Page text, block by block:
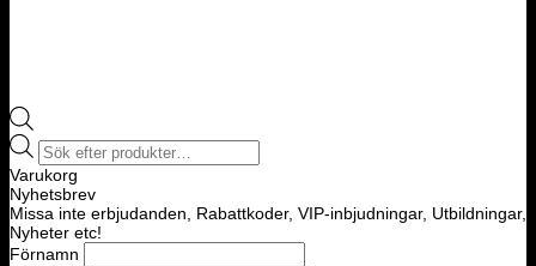
Products
search
Varukorg
Nyhetsbrev
Missa inte erbjudanden, Rabattkoder, VIP-inbjudningar, Utbildningar,
Nyheter etc!
Förnamn